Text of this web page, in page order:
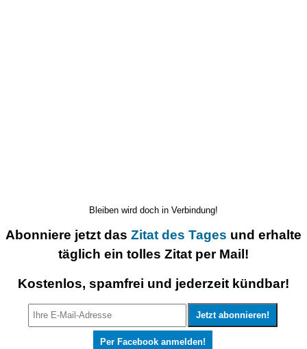
Bleiben wird doch in Verbindung!
Abonniere jetzt das Zitat des Tages und erhalte
täglich ein tolles Zitat per Mail!
Kostenlos, spamfrei und jederzeit kündbar!
Per Facebook anmelden!